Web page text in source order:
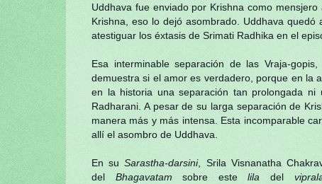
Uddhava fue enviado por Krishna como
Krishna, eso lo dejó asombrado. Uddhava
atestiguar los éxtasis de Srimati Radhika en el
Esa interminable separación de las Vraja-
demuestra si el amor es verdadero, porque en la
en la historia una separación tan prolongada
Radharani. A pesar de su larga separación de
manera más y más intensa. Esta incomparable
allí el asombro de Uddhava.
En suSarastha-darsini, Srila Visnanatha
del Bhagavatam sobre estelila del